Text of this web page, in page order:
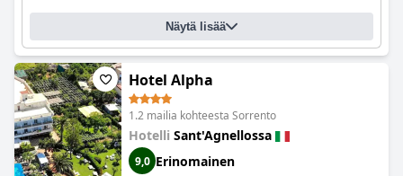
Näytä lisää
Hotel Alpha
1.2 mailia kohteesta Sorrento
Hotelli Sant'Agnellossa
9,0 Erinomainen